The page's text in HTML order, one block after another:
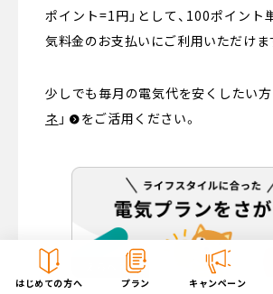
はじめての方へ プラン キャンペーン
ポイント=1円」として、100ポイント
気料金のお支払いにご利用いただけま
少しでも毎月の電気代を安くしたい
ネ 」 をご活用ください。